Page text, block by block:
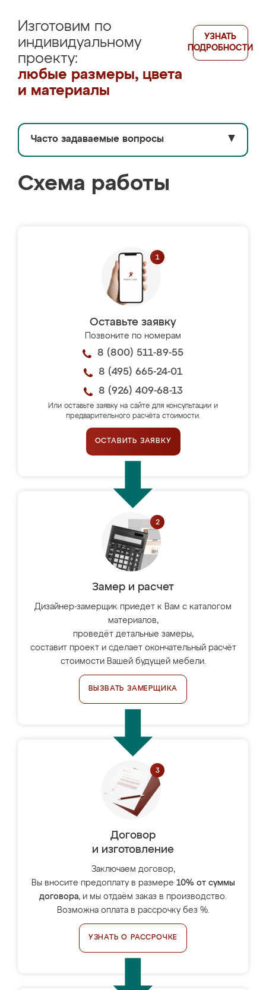
Изготовим по
индивидуальному
проекту:
любые размеры, цвета
и материалы
УЗНАТЬ
ПОДРОБНОСТИ
Часто задаваемые вопросы ▼
Схема работы
Оставьте заявку
Позвоните по номерам
8 (800) 511-89-55
8 (495) 665-24-01
8 (926) 409-68-13
Или оставьте заявку на сайте для консультации и
предварительного расчёта стоимости.
ОСТАВИТЬ ЗАЯВКУ
Замер и расчет
Дизайнер-замерщик приедет к Вам с каталогом
материалов,
проведёт детальные замеры,
составит проект и сделает окончательный расчёт
стоимости Вашей будущей мебели.
ВЫЗВАТЬ ЗАМЕРЩИКА
Договор
и изготовление
Заключаем договор,
Вы вносите предоплату в размере 10% от суммы
договора, и мы отдаём заказ в производство.
Возможна оплата в рассрочку без %.
УЗНАТЬ О РАССРОЧКЕ